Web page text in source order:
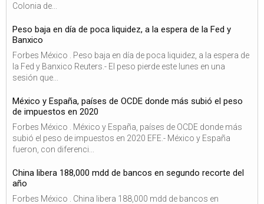
Colonia de...
Peso baja en día de poca liquidez, a la espera de la Fed y
Banxico
Forbes México . Peso baja en día de poca liquidez, a la espera de
la Fed y Banxico Reuters.- El peso pierde este lunes en una
sesión que...
México y España, países de OCDE donde más subió el peso
de impuestos en 2020
Forbes México . México y España, países de OCDE donde más
subió el peso de impuestos en 2020 EFE.- México y España
fueron, con diferenci...
China libera 188,000 mdd de bancos en segundo recorte del
año
Forbes México . China libera 188,000 mdd de bancos en